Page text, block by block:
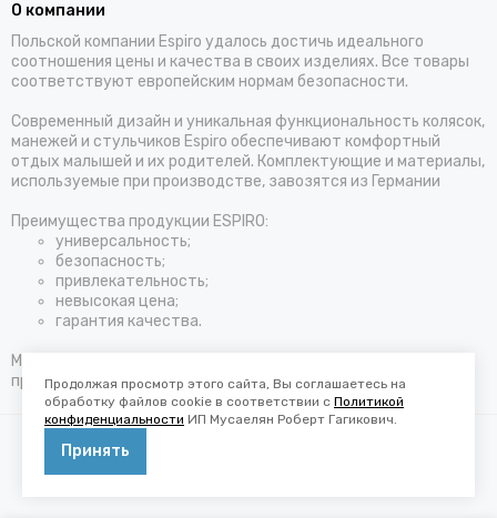
О компании
Польской компании Espiro удалось достичь идеального
соотношения цены и качества в своих изделиях. Все товары
соответствуют европейским нормам безопасности.
Современный дизайн и уникальная функциональность колясок,
манежей и стульчиков Espiro обеспечивают комфортный
отдых малышей и их родителей. Комплектующие и материалы,
используемые при производстве, завозятся из Германии
Преимущества продукции ESPIRO:
универсальность;
безопасность;
привлекательность;
невысокая цена;
гарантия качества.
Миссия бренда: предоставление товаров для гармоничного и
правильного развития детей.
Продолжая просмотр этого сайта, Вы соглашаетесь на
обработку файлов cookie в соответствии с Политикой
конфиденциальности ИП Мусаелян Роберт Гагикович.
Принять